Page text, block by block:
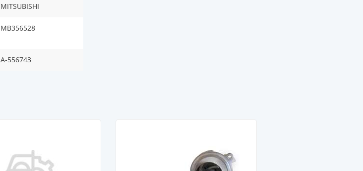
MITSUBISHI
MB356528
A-556743